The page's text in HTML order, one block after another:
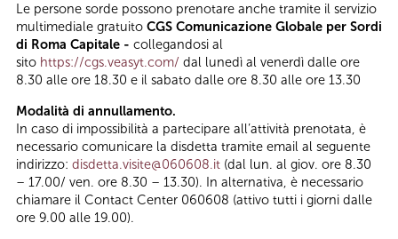
Le persone sorde possono prenotare anche tramite il servizio
multimediale gratuito CGS Comunicazione Globale per Sordi
di Roma Capitale - collegandosi al
sito https://cgs.veasyt.com/ dal lunedì al venerdì dalle ore
8.30 alle ore 18.30 e il sabato dalle ore 8.30 alle ore 13.30
Modalità di annullamento.
In caso di impossibilità a partecipare all’attività prenotata, è
necessario comunicare la disdetta tramite email al seguente
indirizzo: disdetta.visite@060608.it (dal lun. al giov. ore 8.30
– 17.00/ ven. ore 8.30 – 13.30). In alternativa, è necessario
chiamare il Contact Center 060608 (attivo tutti i giorni dalle
ore 9.00 alle 19.00).